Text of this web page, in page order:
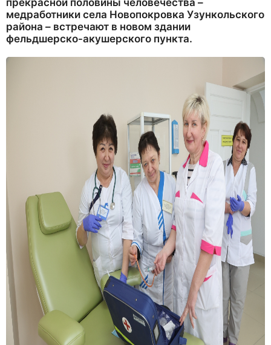
прекрасной половины человечества –
медработники села Новопокровка Узункольского
района – встречают в новом здании
фельдшерско-акушерского пункта.